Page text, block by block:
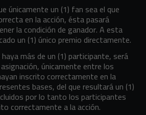
un (1) fan sea el que
en la acción, ésta pasará
la condición de ganador. A esta
un (1) único premio directamente.
más de un (1) participante, será
únicamente entre los
inscrito correctamente en la
bases, del que resultará un (1)
por lo tanto los participantes
correctamente a la acción.